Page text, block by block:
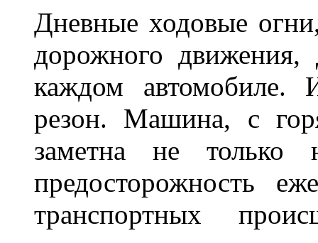
Дневные ходовые
дорожного
каждом автомобиле.
резон. Машина, с
заметна не
предосторожность
транспортных